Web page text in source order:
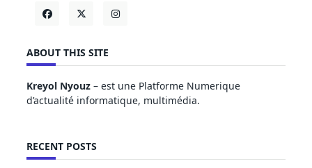
ABOUT THIS SITE
Kreyol Nyouz – est une Platforme Numerique
d’actualité informatique, multimédia.
RECENT POSTS